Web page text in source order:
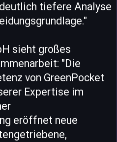
tiefere Analyse
sieht großes
"Die
von GreenPocket
Expertise im
eröffnet neue